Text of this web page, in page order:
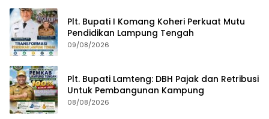
Plt. Bupati I Komang Koheri Perkuat Mutu
Pendidikan Lampung Tengah
09/08/2026
Plt. Bupati Lamteng: DBH Pajak dan Retribusi
Untuk Pembangunan Kampung
08/08/2026